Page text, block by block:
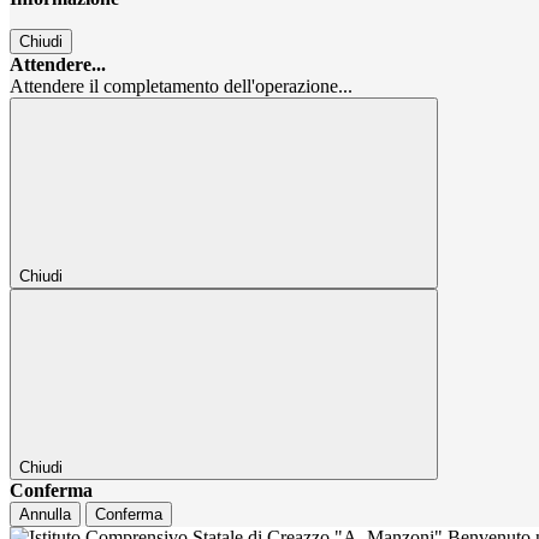
Chiudi
Attendere...
Attendere il completamento dell'operazione...
Chiudi
Chiudi
Conferma
Annulla Conferma